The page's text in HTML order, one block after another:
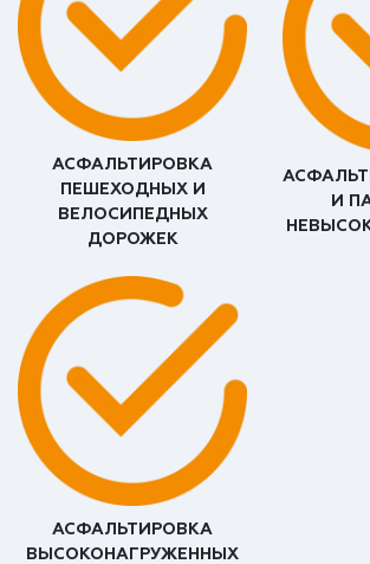
АСФАЛЬТИРОВКА
ПЕШЕХОДНЫХ И
ВЕЛОСИПЕДНЫХ
ДОРОЖЕК
И
АСФАЛЬТИРОВКА
ВЫСОКОНАГРУЖЕННЫХ